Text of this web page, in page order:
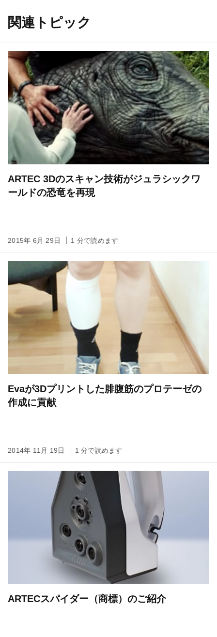
関連トピック
ARTEC 3Dのスキャン技術がジュラシックワ
ールドの恐竜を再現
2015年 6月 29日 1 分で読めます
Evaが3Dプリントした腓腹筋のプロテーゼの
作成に貢献
2014年 11月 19日 1 分で読めます
ARTECスパイダー（商標）のご紹介